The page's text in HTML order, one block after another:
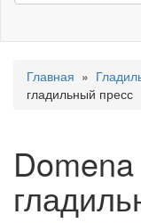
Главная »
гладильный пресс